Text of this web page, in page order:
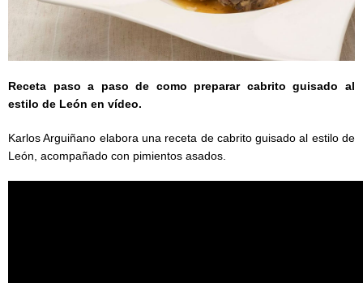
Receta paso a paso de como preparar cabrito guisado al
estilo de León en vídeo.
Karlos Arguiñano elabora una receta de cabrito guisado al estilo de
León, acompañado con pimientos asados.